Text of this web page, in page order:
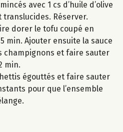
avec 1 cs d’huile d’olive
translucides. Réserver.
dorer le tofu coupé en
min. Ajouter ensuite la sauce
champignons et faire sauter
min.
égouttés et faire sauter
pour que l’ensemble